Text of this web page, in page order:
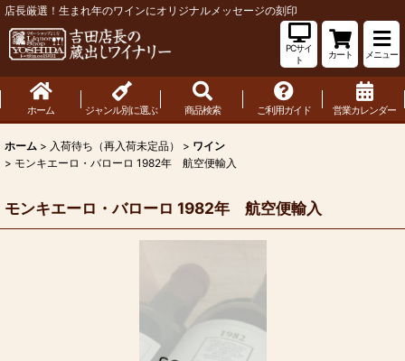
店長厳選！生まれ年のワインにオリジナルメッセージの刻印
PCサイ
ト
カート メニュー
ホーム ジャンル別に選ぶ 商品検索 ご利用ガイド 営業カレンダー
ホーム > 入荷待ち（再入荷未定品） > ワイン
> モンキエーロ・バローロ 1982年 航空便輸入
モンキエーロ・バローロ 1982年 航空便輸入